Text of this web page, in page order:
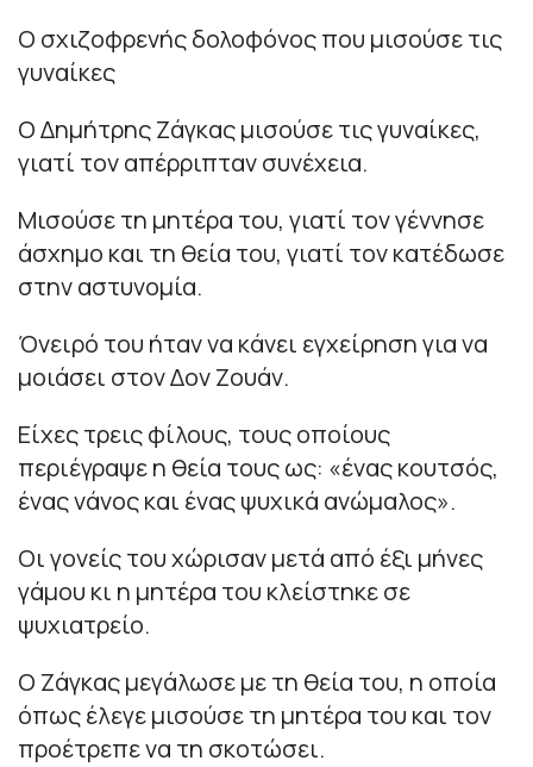
Ο σχιζοφρενής δολοφόνος που μισούσε τις
γυναίκες
Ο Δημήτρης Ζάγκας μισούσε τις γυναίκες,
γιατί τον απέρριπταν συνέχεια.
Μισούσε τη μητέρα του, γιατί τον γέννησε
άσχημο και τη θεία του, γιατί τον κατέδωσε
στην αστυνομία.
Όνειρό του ήταν να κάνει εγχείρηση για να
μοιάσει στον Δον Ζουάν.
Είχες τρεις φίλους, τους οποίους
περιέγραψε η θεία τους ως: «ένας κουτσός,
ένας νάνος και ένας ψυχικά ανώμαλος».
Οι γονείς του χώρισαν μετά από έξι μήνες
γάμου κι η μητέρα του κλείστηκε σε
ψυχιατρείο.
Ο Ζάγκας μεγάλωσε με τη θεία του, η οποία
όπως έλεγε μισούσε τη μητέρα του και τον
προέτρεπε να τη σκοτώσει.